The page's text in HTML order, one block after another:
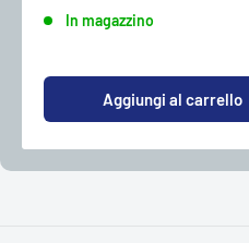
In magazzino
Aggiungi al carrello